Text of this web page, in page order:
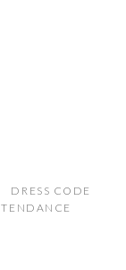
DRESS CODE
TENDANCE